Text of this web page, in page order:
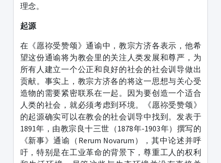
理念。
起源
在《愿祢受赞颂》通谕中，教宗方济各表示，他希
望这份通谕将为教会里的关注人类发展和尊严，为
所有人建立一个公正和良好的社会的社会训导做出
贡献。事实上，教宗方济各的将这一思想与关心受
造物的需要紧密联系在一起。因为要创造一个适合
人类的社会，就必须考虑到环境。《愿祢受赞颂》
的起源确实可以在教会的社会训导中找到。发表于
1891年，由教宗良十三世（1878年-1903年）撰写的
《新事》通谕（Rerum Novarum），其中论述并呼
吁，特别是在工业革命的背景下，尊重工人的权利